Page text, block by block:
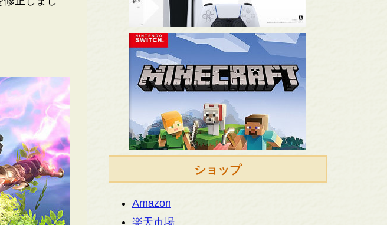
ショップ
Amazon
楽天市場